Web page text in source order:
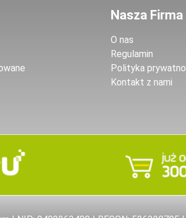
Nasza Firma
O nas
Regulamin
Polityka
Kontakt z nami